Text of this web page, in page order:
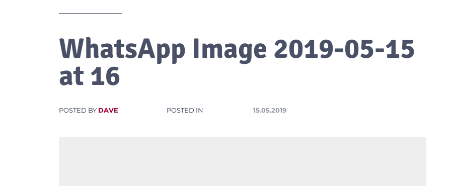
WhatsApp Image 2019-05-15
at 16
POSTED BY DAVE POSTED IN 15.05.2019